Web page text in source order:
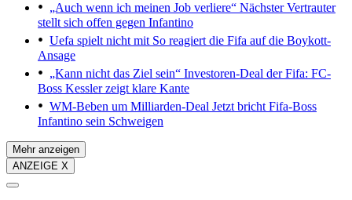
„Auch wenn ich meinen Job verliere“ Nächster Vertrauter
stellt sich offen gegen Infantino
Uefa spielt nicht mit So reagiert die Fifa auf die Boykott-
Ansage
„Kann nicht das Ziel sein“ Investoren-Deal der Fifa: FC-
Boss Kessler zeigt klare Kante
WM-Beben um Milliarden-Deal Jetzt bricht Fifa-Boss
Infantino sein Schweigen
Mehr anzeigen
ANZEIGE X